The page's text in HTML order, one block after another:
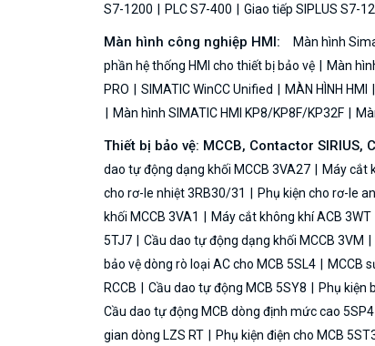
S7-1200
PLC S7-400 Giao tiếp SIPLUS S7-
Màn hình công nghiệp HMI: Màn hình
phần hệ thống HMI cho thiết bị bảo vệ
Màn
PRO
SIMATIC WinCC Unified MÀN HÌNH HMI
Màn hình SIMATIC HMI KP8/KP8F/KP32F
Thiết bị bảo vệ: MCCB, Contactor
dao tự động dạng khối MCCB 3VA27
Máy cắt
cho rơ-le nhiệt 3RB30/31
Phụ kiện cho rơ-le
khối MCCB 3VA1
Máy cắt không khí ACB 3WT
5TJ7
Cầu dao tự động dạng khối MCCB 3VM
bảo vệ dòng rò loại AC cho MCB 5SL4
MCCB
RCCB
Cầu dao tự động MCB 5SY8 Phụ kiện
Cầu dao tự động MCB dòng định mức cao 5SP4
gian dòng LZS RT
Phụ kiện điện cho MCB